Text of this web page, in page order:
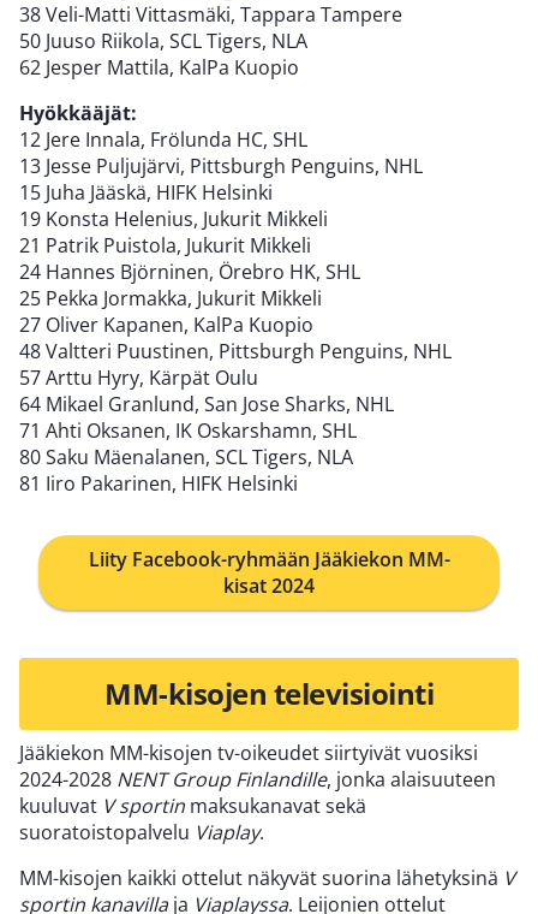
38 Veli-Matti Vittasmäki, Tappara Tampere
50 Juuso Riikola, SCL Tigers, NLA
62 Jesper Mattila, KalPa Kuopio
Hyökkääjät:
12 Jere Innala, Frölunda HC, SHL
13 Jesse Puljujärvi, Pittsburgh Penguins, NHL
15 Juha Jääskä, HIFK Helsinki
19 Konsta Helenius, Jukurit Mikkeli
21 Patrik Puistola, Jukurit Mikkeli
24 Hannes Björninen, Örebro HK, SHL
25 Pekka Jormakka, Jukurit Mikkeli
27 Oliver Kapanen, KalPa Kuopio
48 Valtteri Puustinen, Pittsburgh Penguins, NHL
57 Arttu Hyry, Kärpät Oulu
64 Mikael Granlund, San Jose Sharks, NHL
71 Ahti Oksanen, IK Oskarshamn, SHL
80 Saku Mäenalanen, SCL Tigers, NLA
81 Iiro Pakarinen, HIFK Helsinki
Liity Facebook-ryhmään Jääkiekon MM-
kisat 2024
MM-kisojen televisiointi
Jääkiekon MM-kisojen tv-oikeudet siirtyivät vuosiksi
2024-2028 NENT Group Finlandille, jonka alaisuuteen
kuuluvat V sportin maksukanavat sekä
suoratoistopalvelu Viaplay.
MM-kisojen kaikki ottelut näkyvät suorina lähetyksinä V
sportin kanavillaja Viaplayssa. Leijonien ottelut